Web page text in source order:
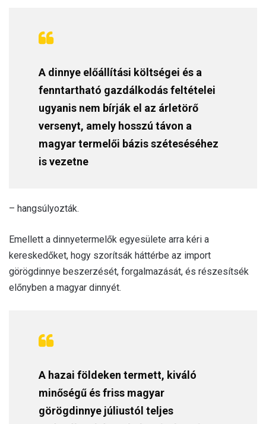
A dinnye előállítási költségei és a
fenntartható gazdálkodás feltételei
ugyanis nem bírják el az árletörő
versenyt, amely hosszú távon a
magyar termelői bázis széteséséhez
is vezetne
– hangsúlyozták.
Emellett a dinnyetermelők egyesülete arra kéri a
kereskedőket, hogy szorítsák háttérbe az import
görögdinnye beszerzését, forgalmazását, és részesítsék
előnyben a magyar dinnyét.
A hazai földeken termett, kiváló
minőségű és friss magyar
görögdinnye júliustól teljes